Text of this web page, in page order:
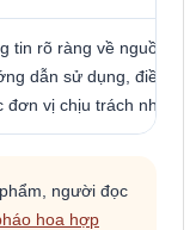
tin rõ ràng về nguồn
dẫn sử dụng, điều
vị chịu trách nhiệm.
người đọc
hoa hợp